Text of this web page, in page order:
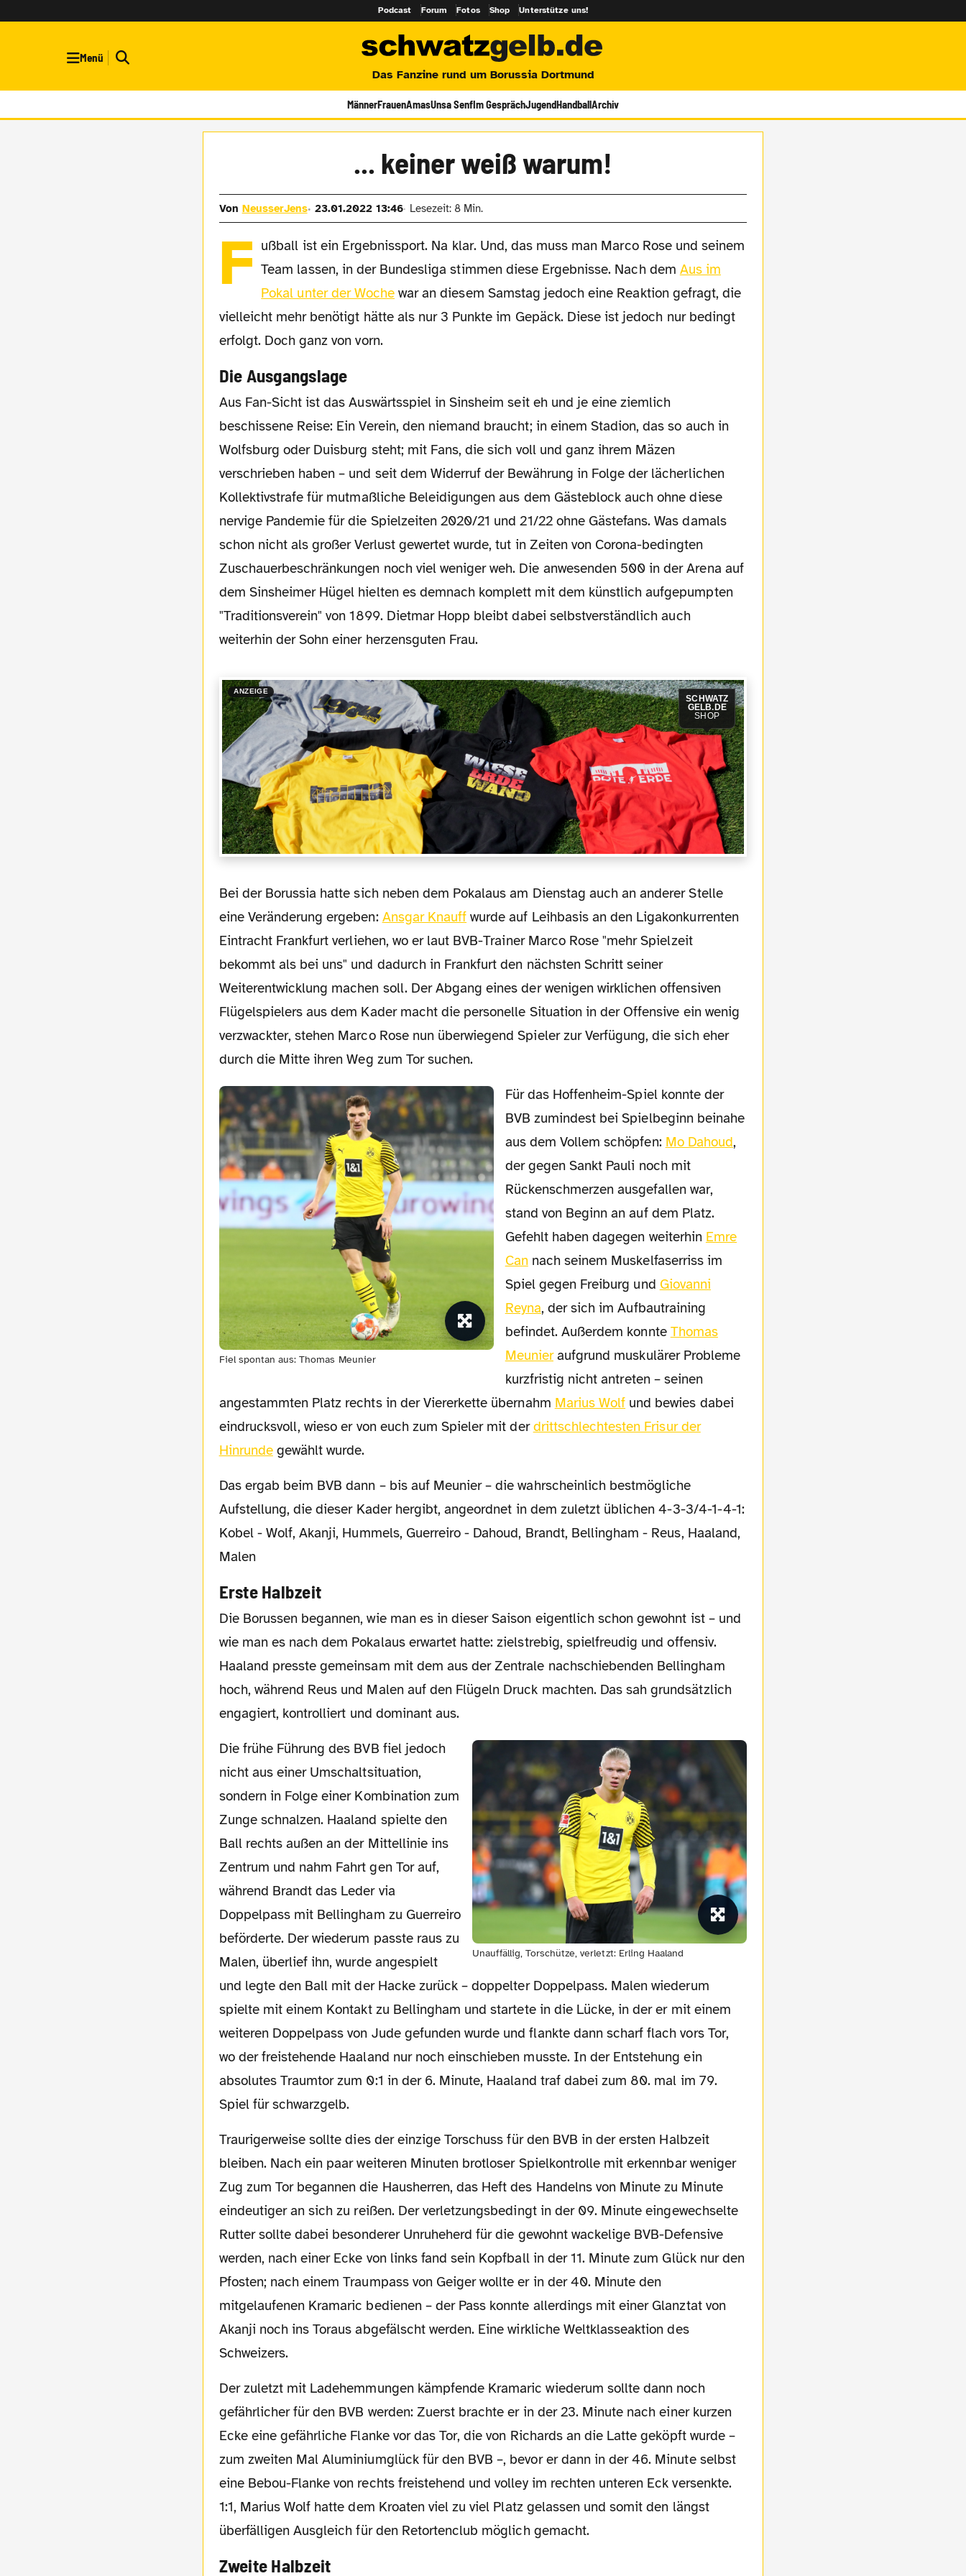
Podcast Forum Fotos Shop Unterstütze uns!
Menü
Das Fanzine rund um Borussia Dortmund
MännerFrauenAmasUnsa SenfIm GesprächJugendHandballArchiv
... keiner weiß warum!
Von NeusserJens 23.01.2022 13:46 Lesezeit: 8 Min.
F ußball ist ein Ergebnissport. Na klar. Und, das muss man Marco Rose und seinem
Team lassen, in der Bundesliga stimmen diese Ergebnisse. Nach dem Aus im
Pokal unter der Woche war an diesem Samstag jedoch eine Reaktion gefragt, die
vielleicht mehr benötigt hätte als nur 3 Punkte im Gepäck. Diese ist jedoch nur bedingt
erfolgt. Doch ganz von vorn.
Die Ausgangslage
Aus Fan-Sicht ist das Auswärtsspiel in Sinsheim seit eh und je eine ziemlich
beschissene Reise: Ein Verein, den niemand braucht; in einem Stadion, das so auch in
Wolfsburg oder Duisburg steht; mit Fans, die sich voll und ganz ihrem Mäzen
verschrieben haben – und seit dem Widerruf der Bewährung in Folge der lächerlichen
Kollektivstrafe für mutmaßliche Beleidigungen aus dem Gästeblock auch ohne diese
nervige Pandemie für die Spielzeiten 2020/21 und 21/22 ohne Gästefans. Was damals
schon nicht als großer Verlust gewertet wurde, tut in Zeiten von Corona-bedingten
Zuschauerbeschränkungen noch viel weniger weh. Die anwesenden 500 in der Arena auf
dem Sinsheimer Hügel hielten es demnach komplett mit dem künstlich aufgepumpten
"Traditionsverein" von 1899. Dietmar Hopp bleibt dabei selbstverständlich auch
weiterhin der Sohn einer herzensguten Frau.
ANZEIGE
SCHWATZ
GELB.DE
SHOP
Bei der Borussia hatte sich neben dem Pokalaus am Dienstag auch an anderer Stelle
eine Veränderung ergeben: Ansgar Knauff wurde auf Leihbasis an den Ligakonkurrenten
Eintracht Frankfurt verliehen, wo er laut BVB-Trainer Marco Rose "mehr Spielzeit
bekommt als bei uns" und dadurch in Frankfurt den nächsten Schritt seiner
Weiterentwicklung machen soll. Der Abgang eines der wenigen wirklichen offensiven
Flügelspielers aus dem Kader macht die personelle Situation in der Offensive ein wenig
verzwackter, stehen Marco Rose nun überwiegend Spieler zur Verfügung, die sich eher
durch die Mitte ihren Weg zum Tor suchen.
Fiel spontan aus: Thomas Meunier
Für das Hoffenheim-Spiel konnte der
BVB zumindest bei Spielbeginn beinahe
aus dem Vollem schöpfen: Mo Dahoud,
der gegen Sankt Pauli noch mit
Rückenschmerzen ausgefallen war,
stand von Beginn an auf dem Platz.
Gefehlt haben dagegen weiterhin Emre
Can nach seinem Muskelfaserriss im
Spiel gegen Freiburg und Giovanni
Reyna, der sich im Aufbautraining
befindet. Außerdem konnte Thomas
Meunieraufgrund muskulärer Probleme
kurzfristig nicht antreten – seinen
angestammten Platz rechts in der Viererkette übernahm Marius Wolf und bewies dabei
eindrucksvoll, wieso er von euch zum Spieler mit derdrittschlechtesten Frisur der
Hinrundegewählt wurde.
Das ergab beim BVB dann – bis auf Meunier – die wahrscheinlich bestmögliche
Aufstellung, die dieser Kader hergibt, angeordnet in dem zuletzt üblichen 4-3-3/4-1-4-1:
Kobel - Wolf, Akanji, Hummels, Guerreiro - Dahoud, Brandt, Bellingham - Reus, Haaland,
Malen
Erste Halbzeit
Die Borussen begannen, wie man es in dieser Saison eigentlich schon gewohnt ist – und
wie man es nach dem Pokalaus erwartet hatte: zielstrebig, spielfreudig und offensiv.
Haaland presste gemeinsam mit dem aus der Zentrale nachschiebenden Bellingham
hoch, während Reus und Malen auf den Flügeln Druck machten. Das sah grundsätzlich
engagiert, kontrolliert und dominant aus.
Unauffällig, Torschütze, verletzt: Erling Haaland
Die frühe Führung des BVB fiel jedoch
nicht aus einer Umschaltsituation,
sondern in Folge einer Kombination zum
Zunge schnalzen. Haaland spielte den
Ball rechts außen an der Mittellinie ins
Zentrum und nahm Fahrt gen Tor auf,
während Brandt das Leder via
Doppelpass mit Bellingham zu Guerreiro
beförderte. Der wiederum passte raus zu
Malen, überlief ihn, wurde angespielt
und legte den Ball mit der Hacke zurück – doppelter Doppelpass. Malen wiederum
spielte mit einem Kontakt zu Bellingham und startete in die Lücke, in der er mit einem
weiteren Doppelpass von Jude gefunden wurde und flankte dann scharf flach vors Tor,
wo der freistehende Haaland nur noch einschieben musste. In der Entstehung ein
absolutes Traumtor zum 0:1 in der 6. Minute, Haaland traf dabei zum 80. mal im 79.
Spiel für schwarzgelb.
Traurigerweise sollte dies der einzige Torschuss für den BVB in der ersten Halbzeit
bleiben. Nach ein paar weiteren Minuten brotloser Spielkontrolle mit erkennbar weniger
Zug zum Tor begannen die Hausherren, das Heft des Handelns von Minute zu Minute
eindeutiger an sich zu reißen. Der verletzungsbedingt in der 09. Minute eingewechselte
Rutter sollte dabei besonderer Unruheherd für die gewohnt wackelige BVB-Defensive
werden, nach einer Ecke von links fand sein Kopfball in der 11. Minute zum Glück nur den
Pfosten; nach einem Traumpass von Geiger wollte er in der 40. Minute den
mitgelaufenen Kramaric bedienen – der Pass konnte allerdings mit einer Glanztat von
Akanji noch ins Toraus abgefälscht werden. Eine wirkliche Weltklasseaktion des
Schweizers.
Der zuletzt mit Ladehemmungen kämpfende Kramaric wiederum sollte dann noch
gefährlicher für den BVB werden: Zuerst brachte er in der 23. Minute nach einer kurzen
Ecke eine gefährliche Flanke vor das Tor, die von Richards an die Latte geköpft wurde –
zum zweiten Mal Aluminiumglück für den BVB –, bevor er dann in der 46. Minute selbst
eine Bebou-Flanke von rechts freistehend und volley im rechten unteren Eck versenkte.
1:1, Marius Wolf hatte dem Kroaten viel zu viel Platz gelassen und somit den längst
überfälligen Ausgleich für den Retortenclub möglich gemacht.
Zweite Halbzeit